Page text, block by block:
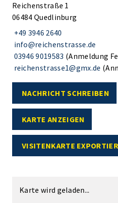
Reichenstraße 1
06484 Quedlinburg
+49 3946 2640
info@reichenstrasse.de
03946 9019583 (Anmeldung
reichenstrasse1@gmx.de
NACHRICHT SCHREIBEN
KARTE ANZEIGEN
VISITENKARTE
Karte wird geladen...